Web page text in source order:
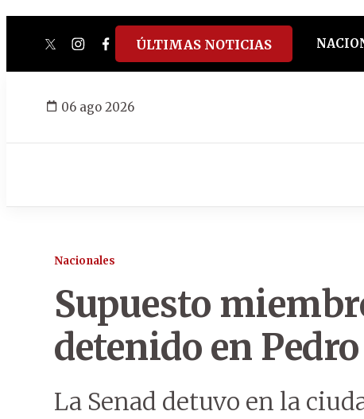
twitterinstagram
facebook
tiktokyoutube
spotify
ÚLTIMAS NOTICIAS
06 ago 2026
Nacionales
Supuesto
detenido en
La Senad detuvo en la